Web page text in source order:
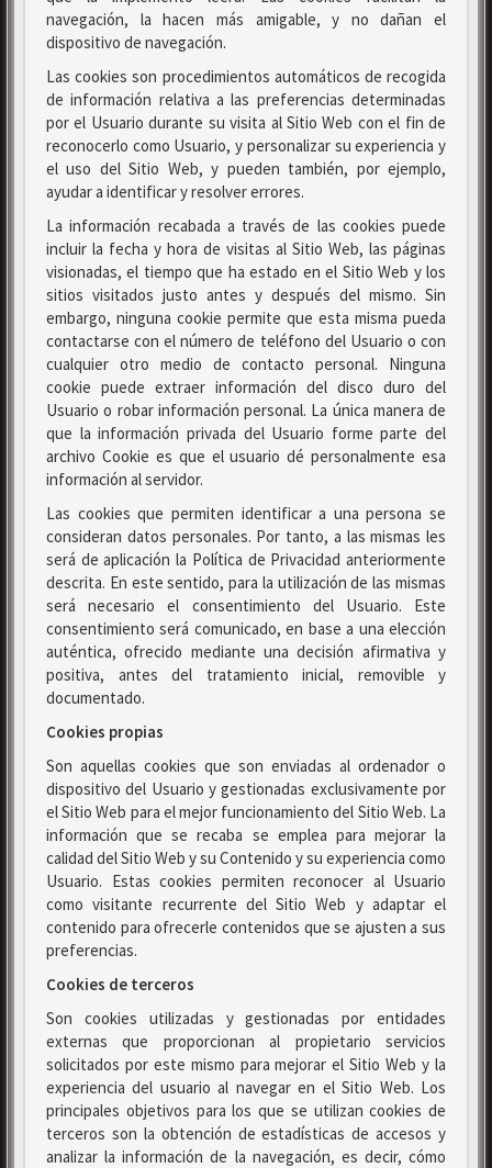
navegación, la hacen más amigable, y no dañan el
dispositivo de navegación.
Las cookies son procedimientos automáticos de recogida
de información relativa a las preferencias determinadas
por el Usuario durante su visita al Sitio Web con el fin de
reconocerlo como Usuario, y personalizar su experiencia y
el uso del Sitio Web, y pueden también, por ejemplo,
ayudar a identificar y resolver errores.
La información recabada a través de las cookies puede
incluir la fecha y hora de visitas al Sitio Web, las páginas
visionadas, el tiempo que ha estado en el Sitio Web y los
sitios visitados justo antes y después del mismo. Sin
embargo, ninguna cookie permite que esta misma pueda
contactarse con el número de teléfono del Usuario o con
cualquier otro medio de contacto personal. Ninguna
cookie puede extraer información del disco duro del
Usuario o robar información personal. La única manera de
que la información privada del Usuario forme parte del
archivo Cookie es que el usuario dé personalmente esa
información al servidor.
Las cookies que permiten identificar a una persona se
consideran datos personales. Por tanto, a las mismas les
será de aplicación la Política de Privacidad anteriormente
descrita. En este sentido, para la utilización de las mismas
será necesario el consentimiento del Usuario. Este
consentimiento será comunicado, en base a una elección
auténtica, ofrecido mediante una decisión afirmativa y
positiva, antes del tratamiento inicial, removible y
documentado.
Cookies propias
Son aquellas cookies que son enviadas al ordenador o
dispositivo del Usuario y gestionadas exclusivamente por
el Sitio Web para el mejor funcionamiento del Sitio Web. La
información que se recaba se emplea para mejorar la
calidad del Sitio Web y su Contenido y su experiencia como
Usuario. Estas cookies permiten reconocer al Usuario
como visitante recurrente del Sitio Web y adaptar el
contenido para ofrecerle contenidos que se ajusten a sus
preferencias.
Cookies de terceros
Son cookies utilizadas y gestionadas por entidades
externas que proporcionan al propietario servicios
solicitados por este mismo para mejorar el Sitio Web y la
experiencia del usuario al navegar en el Sitio Web. Los
principales objetivos para los que se utilizan cookies de
terceros son la obtención de estadísticas de accesos y
analizar la información de la navegación, es decir, cómo